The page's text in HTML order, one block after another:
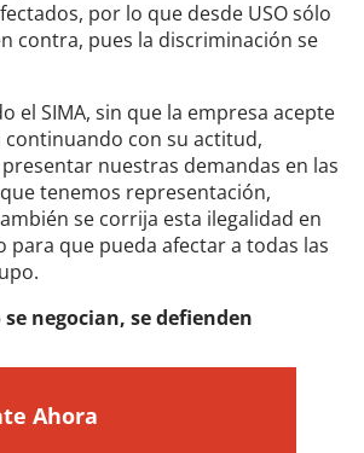
por lo que desde USO sólo
contra, pues la discriminación se
el SIMA, sin que la empresa acepte
con su actitud,
nuestras demandas en las
tenemos representación,
se corrija esta ilegalidad en
para que pueda afectar a todas las
negocian, se defienden
Ahora